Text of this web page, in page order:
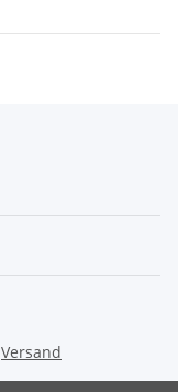
Versand